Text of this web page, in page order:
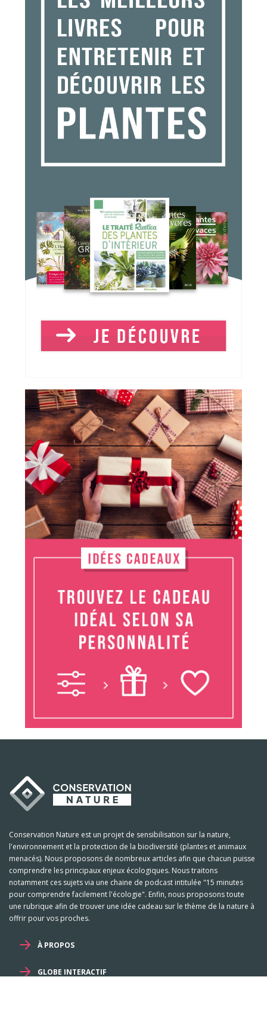
Conservation Nature est un projet de sensibilisation sur la nature,
l'environnement et la protection de la biodiversité (plantes et animaux
menacés). Nous proposons de nombreux articles afin que chacun puisse
comprendre les principaux enjeux écologiques. Nous traitons
notamment ces sujets via une chaine de podcast intitulée "15 minutes
pour comprendre facilement l'écologie". Enfin, nous proposons toute
une rubrique afin de trouver une idée cadeau sur le thème de la nature à
offrir pour vos proches.
À PROPOS
GLOBE INTERACTIF